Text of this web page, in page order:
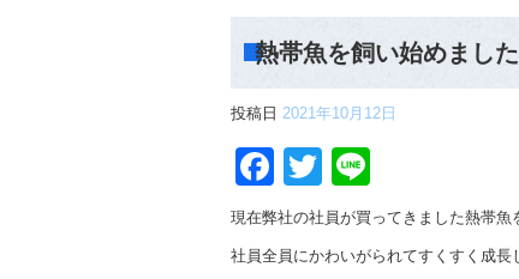
熱帯魚を飼い始めました
投稿日 2021年10月12日
Facebook
Twitter
現在弊社の社員が買ってきました熱帯魚
社員全員にかわいがられてすくすく成長